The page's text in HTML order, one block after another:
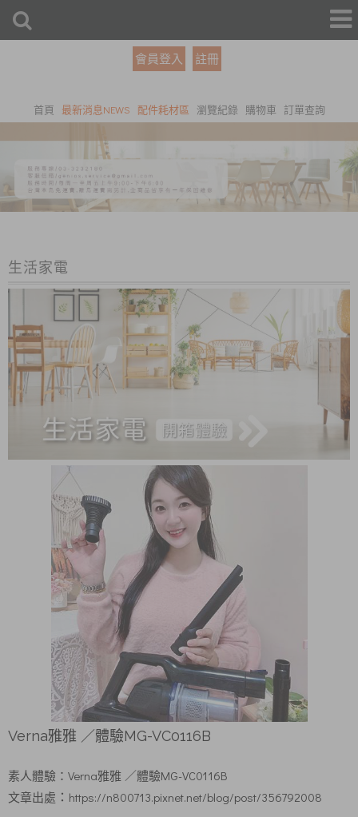
會員登入 註冊
首頁 最新消息NEWS 配件耗材區 瀏覽紀錄 購物車 訂單查詢
生活家電
Verna雅雅 ／體驗MG-VC0116B
素人體驗： Verna雅雅 ／體驗MG-VC0116B
文章出處 ： https://n800713.pixnet.net/blog/post/356792008